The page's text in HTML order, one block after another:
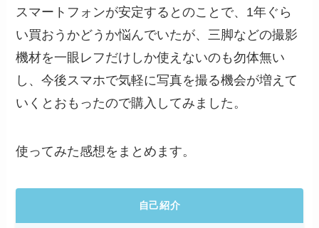
スマートフォンが安定するとのことで、1年ぐら
い買おうかどうか悩んでいたが、三脚などの撮影
機材を一眼レフだけしか使えないのも勿体無い
し、今後スマホで気軽に写真を撮る機会が増えて
いくとおもったので購入してみました。
使ってみた感想をまとめます。
自己紹介